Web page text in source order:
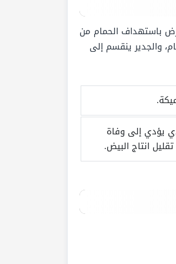
باستهداف الحمام من
والجدير ينقسم إلى
يؤدي إلى وفاة